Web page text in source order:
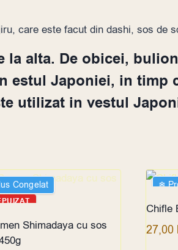
care este facut din dashi, sos de
alta. De obicei,
estul Japoniei, in timp
utilizat in vestul
Congelat
Shimadaya cu sos
❄︎
Chifle
27,00